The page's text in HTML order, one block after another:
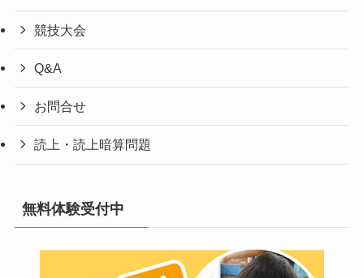
競技大会
Q&A
お問合せ
読上・読上暗算問題
無料体験受付中